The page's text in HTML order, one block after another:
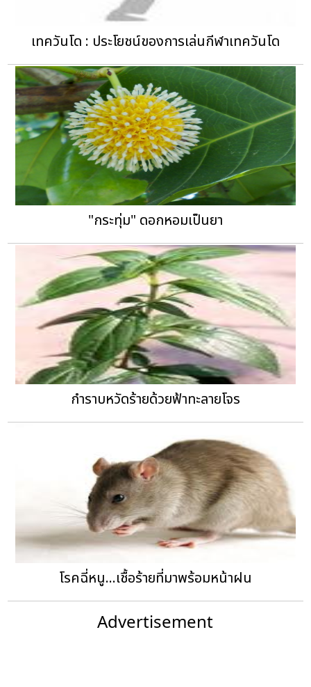
เทควันโด : ประโยชน์ของการเล่นกีฬาเทควันโด
"กระทุ่ม" ดอกหอมเป็นยา
กำราบหวัดร้ายด้วยฟ้าทะลายโจร
โรคฉี่หนู...เชื้อร้ายที่มาพร้อมหน้าฝน
Advertisement